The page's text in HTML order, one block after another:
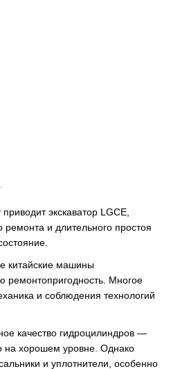
экскаватор LGCE,
ремонта и длительного простоя
китайские машины
ремонтопригодность. Многое
и соблюдения технологий
качество гидроцилиндров —
на хорошем уровне. Однако
и уплотнители, особенно